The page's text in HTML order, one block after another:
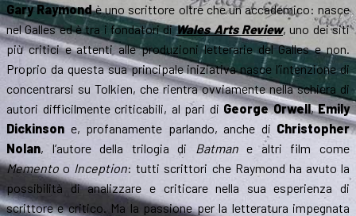
Gary Raymondè uno scrittore oltre che un accademico: nasce
nel Galles ed è tra i fondatori diWales Arts Review, uno dei siti
più critici e attenti alle produzioni letterarie del Galles e non.
Proprio da questa sua principale iniziativa nasce l’intenzione di
concentrarsi su Tolkien, che rientra ovviamente nella schiera di
autori difficilmente criticabili, al pari di George Orwell,Emily
Dickinson e, profanamente parlando, anche di Christopher
Nolan, l’autore della trilogia di Batmane altri film come
Memento o Inception: tutti scrittori che Raymond ha avuto la
possibilità di analizzare e criticare nella sua esperienza di
scrittore e critico. Ma la passione per la letteratura impegnata